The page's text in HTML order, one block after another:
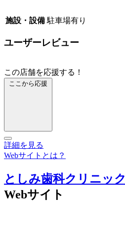
施設・設備 駐車場有り
ユーザーレビュー
この店舗を応援する！
ここから応援
詳細を見る
Webサイトとは？
としみ歯科クリニック
Webサイト